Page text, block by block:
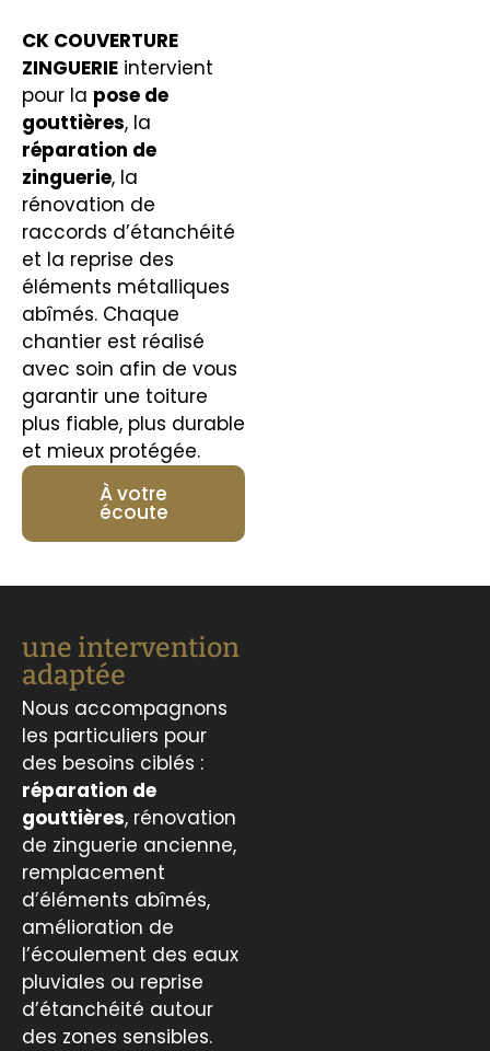
CK COUVERTURE
ZINGUERIE intervient
pour la pose de
gouttières, la
réparation de
zinguerie, la
rénovation de
raccords d’étanchéité
et la reprise des
éléments métalliques
abîmés. Chaque
chantier est réalisé
avec soin afin de vous
garantir une toiture
plus fiable, plus durable
et mieux protégée.
À votre
écoute
une intervention
adaptée
Nous accompagnons
les particuliers pour
des besoins ciblés :
réparation de
gouttières, rénovation
de zinguerie ancienne,
remplacement
d’éléments abîmés,
amélioration de
l’écoulement des eaux
pluviales ou reprise
d’étanchéité autour
des zones sensibles.